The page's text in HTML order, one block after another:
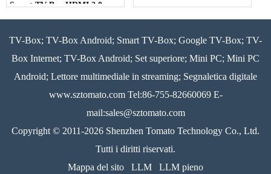
Smart TV Box HDMI 2.0
TV-Box; TV-Box Android; Smart TV-Box; Google TV-Box; TV-
Box Internet; TV-Box Android; Set superiore; Mini PC; Mini PC
Android; Lettore multimediale in streaming; Segnaletica digitale
www.sztomato.comTel:86-755-82660069 E-
mail:sales@sztomato.com
Copyright © 2011-2026 Shenzhen Tomato Technology Co., Ltd.
Tutti i diritti riservati.
Mappa del sito
LLM LLM pieno